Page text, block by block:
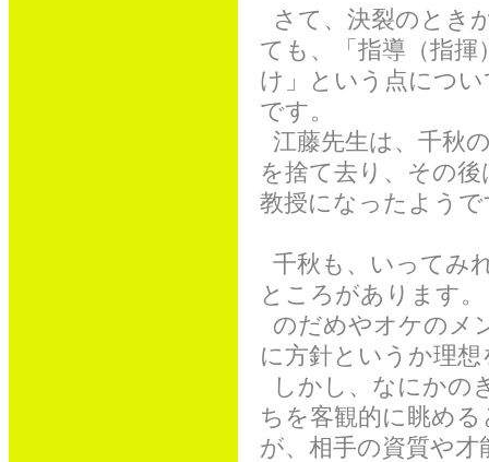
さて、決裂のとき
ても、「指導（指
け」という点につ
です。
江藤先生は、千秋
を捨て去り、その
教授になったようで
千秋も、いってみ
ところがあります。
のだめやオケのメ
に方針というか理
しかし、なにかの
ちを客観的に眺め
が、相手の資質や